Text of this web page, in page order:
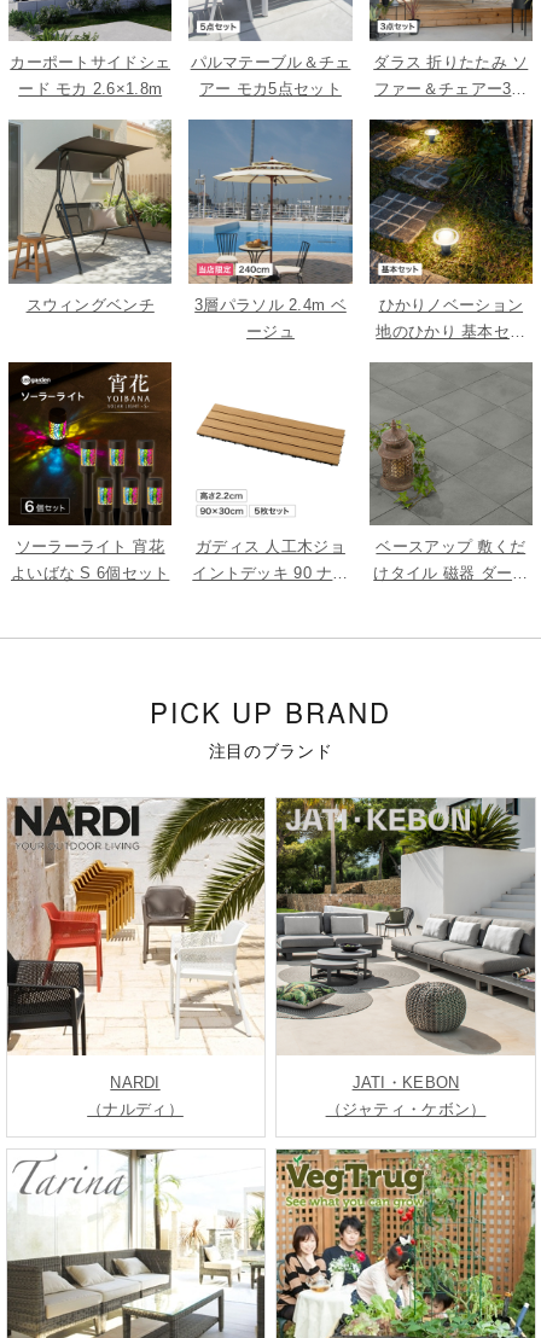
カーポートサイドシェ
ード モカ 2.6×1.8m
パルマテーブル＆チェ
アー モカ5点セット
ダラス 折りたたみ ソ
ファー＆チェアー3点
セット
スウィングベンチ
3層パラソル 2.4m ベ
ージュ
ひかりノベーション
地のひかり 基本セッ
ソーラーライト 宵花
よいばな S 6個セット
ガディス 人工木ジョ
イントデッキ 90 ナチ
ベースアップ 敷くだ
けタイル 磁器 ダーク
PICK UP BRAND
注目のブランド
NARDI
（ナルディ）
JATI・KEBON
（ジャティ・ケボン）